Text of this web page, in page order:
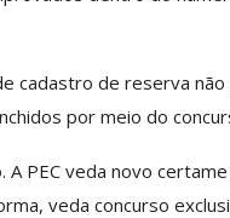
cadastro de reserva
por meio do
PEC veda novo
veda concurso